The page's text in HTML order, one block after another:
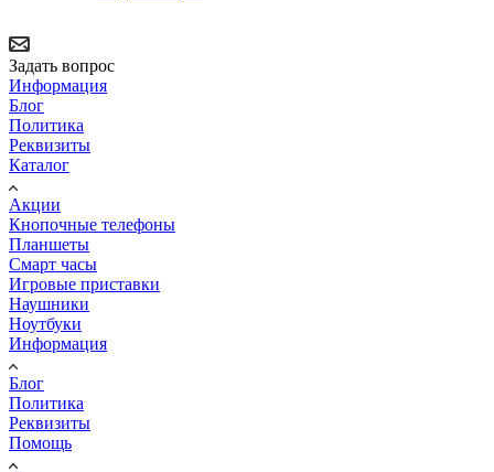
Задать вопрос
Информация
Блог
Политика
Реквизиты
Каталог
Акции
Кнопочные телефоны
Планшеты
Смарт часы
Игровые приставки
Наушники
Ноутбуки
Информация
Блог
Политика
Реквизиты
Помощь